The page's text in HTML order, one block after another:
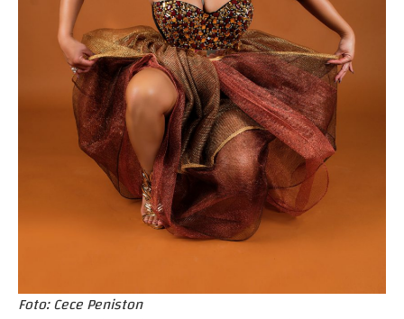
Foto: Cece Peniston